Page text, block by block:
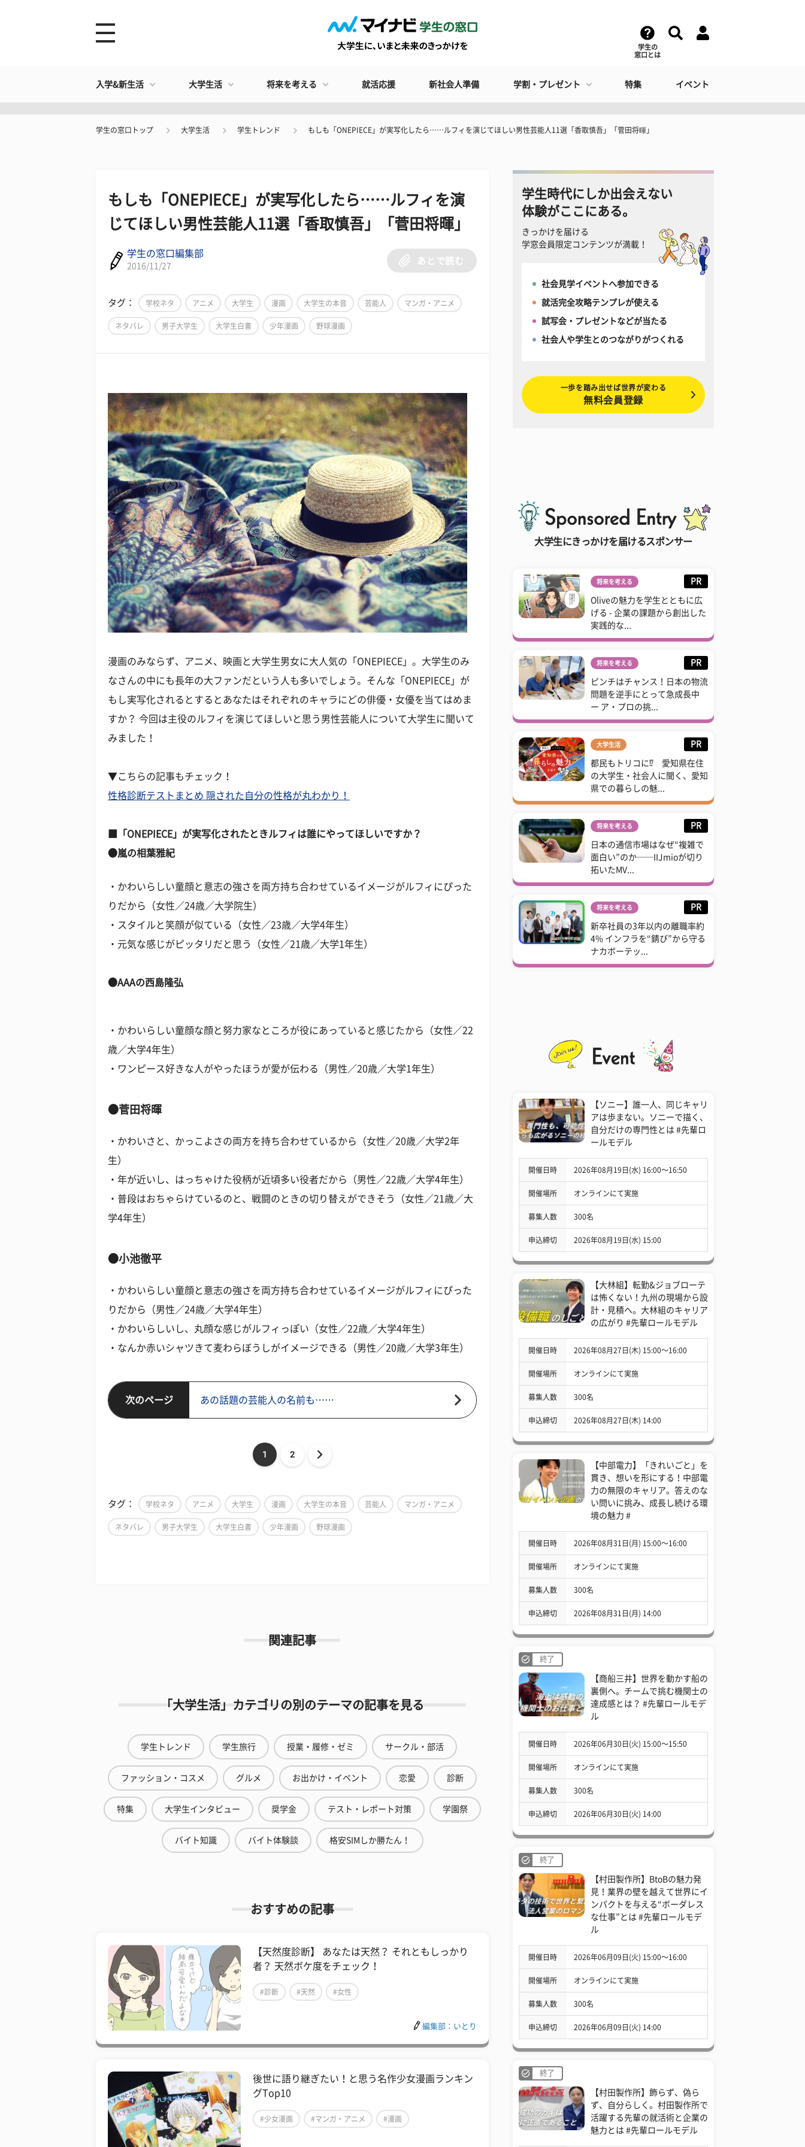
学生の
窓口とは
入学&新生活 大学生活 将来を考える 就活応援 新社会人準備 学割・プレゼント 特集 イベント
学生の窓口トップ 大学生活 学生トレンド もしも「ONEPIECE」が実写化したら……ルフィを演じてほしい男性芸能人11選「香取慎吾」「菅田将暉」
もしも「ONEPIECE」が実写化したら……ルフィを演
じてほしい男性芸能人11選「香取慎吾」「菅田将暉」
学生の窓口編集部
2016/11/27
あとで読む
タグ： 学校ネタ アニメ 大学生 漫画 大学生の本音 芸能人 マンガ・アニメ
ネタバレ 男子大学生 大学生白書 少年漫画 野球漫画
漫画のみならず、アニメ、映画と大学生男女に大人気の「ONEPIECE」。大学生のみ
なさんの中にも長年の大ファンだという人も多いでしょう。そんな「ONEPIECE」が
もし実写化されるとするとあなたはそれぞれのキャラにどの俳優・女優を当てはめま
すか？ 今回は主役のルフィを演じてほしいと思う男性芸能人について大学生に聞いて
みました！
▼こちらの記事もチェック！
性格診断テストまとめ 隠された自分の性格が丸わかり！
■「ONEPIECE」が実写化されたときルフィは誰にやってほしいですか？
●嵐の相葉雅紀
・かわいらしい童顔と意志の強さを両方持ち合わせているイメージがルフィにぴった
りだから（女性／24歳／大学院生）
・スタイルと笑顔が似ている（女性／23歳／大学4年生）
・元気な感じがピッタリだと思う（女性／21歳／大学1年生）
●AAAの西島隆弘
・かわいらしい童顔な顔と努力家なところが役にあっていると感じたから（女性／22
歳／大学4年生）
・ワンピース好きな人がやったほうが愛が伝わる（男性／20歳／大学1年生）
●菅田将暉
・かわいさと、かっこよさの両方を持ち合わせているから（女性／20歳／大学2年
生）
・年が近いし、はっちゃけた役柄が近頃多い役者だから（男性／22歳／大学4年生）
・普段はおちゃらけているのと、戦闘のときの切り替えができそう（女性／21歳／大
学4年生）
●小池徹平
・かわいらしい童顔と意志の強さを両方持ち合わせているイメージがルフィにぴった
りだから（男性／24歳／大学4年生）
・かわいらしいし、丸顔な感じがルフィっぽい（女性／22歳／大学4年生）
・なんか赤いシャツきて麦わらぼうしがイメージできる（男性／20歳／大学3年生）
次のページ あの話題の芸能人の名前も……
1 2
タグ： 学校ネタ アニメ 大学生 漫画 大学生の本音 芸能人 マンガ・アニメ
ネタバレ 男子大学生 大学生白書 少年漫画 野球漫画
関連記事
「大学生活」カテゴリの別のテーマの記事を見る
学生トレンド 学生旅行 授業・履修・ゼミ サークル・部活
ファッション・コスメ グルメ お出かけ・イベント 恋愛 診断
特集 大学生インタビュー 奨学金 テスト・レポート対策 学園祭
バイト知識 バイト体験談 格安SIMしか勝たん！
おすすめの記事
【天然度診断】 あなたは天然？ それともしっかり
者？ 天然ボケ度をチェック！
#診断 #天然 #女性
編集部：いとり
後世に語り継ぎたい！と思う名作少女漫画ランキン
グTop10
#少女漫画 #マンガ・アニメ #漫画
学生時代にしか出会えない
体験がここにある。
きっかけを届ける
学窓会員限定コンテンツが満載！
社会見学イベントへ参加できる
就活完全攻略テンプレが使える
試写会・プレゼントなどが当たる
社会人や学生とのつながりがつくれる
一歩を踏み出せば世界が変わる
無料会員登録
大学生にきっかけを届けるスポンサー
将来を考える PR
Oliveの魅力を学生とともに広
げる - 企業の課題から創出した
実践的な...
将来を考える PR
ピンチはチャンス！日本の物流
問題を逆手にとって急成長中
ー ア・プロの挑...
大学生活 PR
都民もトリコに⁉ 愛知県在住
の大学生・社会人に聞く、愛知
県での暮らしの魅...
将来を考える PR
日本の通信市場はなぜ“複雑で
面白い”のか──IIJmioが切り
拓いたMV...
将来を考える PR
新卒社員の3年以内の離職率約
4% インフラを“錆び”から守る
ナカボーテッ...
【ソニー】誰一人、同じキャリ
アは歩まない。ソニーで描く、
自分だけの専門性とは #先輩ロ
ールモデル
開催日時 2026年08月19日(水) 16:00〜16:50
開催場所 オンラインにて実施
募集人数 300名
申込締切 2026年08月19日(水) 15:00
【大林組】転勤&ジョブローテ
は怖くない！九州の現場から設
計・見積へ。大林組のキャリア
の広がり #先輩ロールモデル
開催日時 2026年08月27日(木) 15:00〜16:00
開催場所 オンラインにて実施
募集人数 300名
申込締切 2026年08月27日(木) 14:00
【中部電力】「きれいごと」を
貫き、想いを形にする！中部電
力の無限のキャリア。答えのな
い問いに挑み、成長し続ける環
境の魅力 #
開催日時 2026年08月31日(月) 15:00〜16:00
開催場所 オンラインにて実施
募集人数 300名
申込締切 2026年08月31日(月) 14:00
終了
【商船三井】世界を動かす船の
裏側へ。チームで挑む機関士の
達成感とは？ #先輩ロールモデ
ル
開催日時 2026年06月30日(火) 15:00〜15:50
開催場所 オンラインにて実施
募集人数 300名
申込締切 2026年06月30日(火) 14:00
終了
【村田製作所】BtoBの魅力発
見！業界の壁を越えて世界にイ
ンパクトを与える“ボーダレス
な仕事”とは #先輩ロールモデ
ル
開催日時 2026年06月09日(火) 15:00〜16:00
開催場所 オンラインにて実施
募集人数 300名
申込締切 2026年06月09日(火) 14:00
終了
【村田製作所】飾らず、偽ら
ず、自分らしく。村田製作所で
活躍する先輩の就活術と企業の
魅力とは #先輩ロールモデル